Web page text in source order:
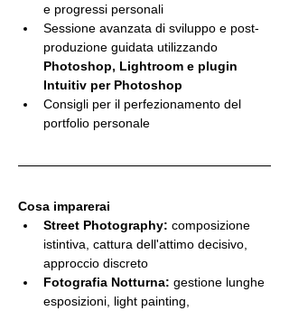
e progressi personali
Sessione avanzata di sviluppo e post-
produzione guidata utilizzando
Photoshop, Lightroom e plugin
Intuitiv per Photoshop
Consigli per il perfezionamento del
portfolio personale
Cosa imparerai
Street Photography: composizione
istintiva, cattura dell'attimo decisivo,
approccio discreto
Fotografia Notturna: gestione lunghe
esposizioni, light painting,